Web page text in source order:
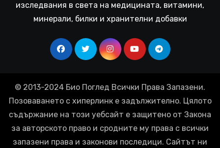
изследвания в света на медицината, витамини,
минерали, билки и хранителни добавки
© 2013-2024 Био Поглед Всички Права Запазени.
Позоваването с хиперлинк е задължително. Цялото
съдържание на този уебсайт е защитено от Закона
за авторското право и сродните му права с всички
запазени права и законови последици. Сайтът ни